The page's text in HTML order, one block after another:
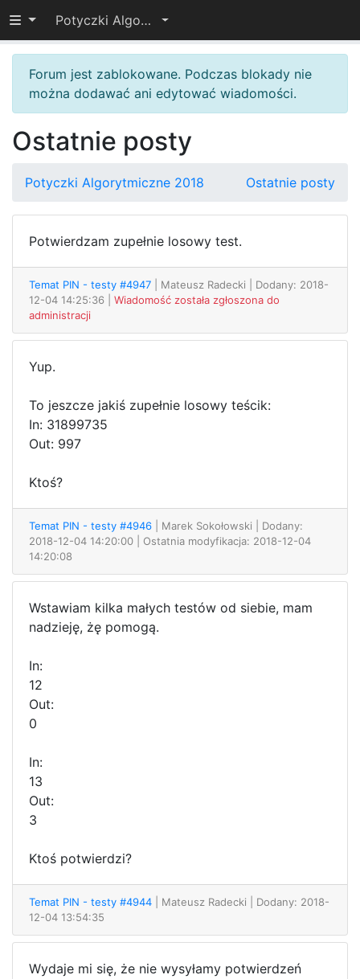
Przełącz widoczność menu
Potyczki Algorytmiczne 2018
Forum jest zablokowane. Podczas blokady nie
można dodawać ani edytować wiadomości.
Ostatnie posty
Potyczki Algorytmiczne 2018 Ostatnie posty
Potwierdzam zupełnie losowy test.
Temat PIN - testy #4947 | Mateusz Radecki
| Dodany: 2018-
12-04 14:25:36 | Wiadomość została zgłoszona do
administracji
Yup.
To jeszcze jakiś zupełnie losowy teścik:
In: 31899735
Out: 997
Ktoś?
Temat PIN - testy #4946 | Marek Sokołowski
| Dodany:
2018-12-04 14:20:00 | Ostatnia modyfikacja: 2018-12-04
14:20:08
Wstawiam kilka małych testów od siebie, mam
nadzieję, żę pomogą.
In:
12
Out:
0
In:
13
Out:
3
Ktoś potwierdzi?
Temat PIN - testy #4944 | Mateusz Radecki
| Dodany: 2018-
12-04 13:54:35
Wydaje mi się, że nie wysyłamy potwierdzeń